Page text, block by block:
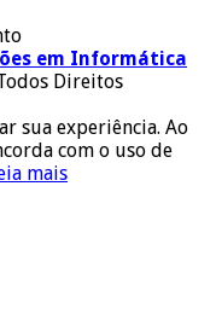
em Informática
Direitos
sua experiência. Ao
com o uso de
mais